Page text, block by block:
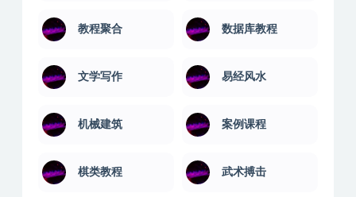
教程聚合 数据库教程
文学写作 易经风水
机械建筑 案例课程
棋类教程 武术搏击